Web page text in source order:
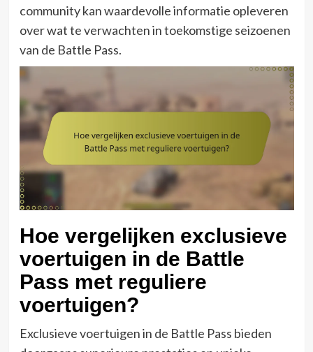
community kan waardevolle informatie opleveren
over wat te verwachten in toekomstige seizoenen
van de Battle Pass.
Hoe vergelijken exclusieve
voertuigen in de Battle
Pass met reguliere
voertuigen?
Exclusieve voertuigen in de Battle Pass bieden